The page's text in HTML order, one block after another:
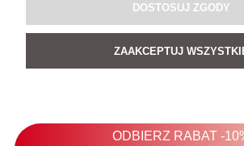
DOSTOSUJ ZGODY
ZAAKCEPTUJ